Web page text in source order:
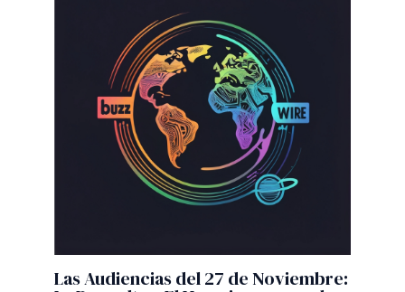
Las Audiencias del 27 de Noviembre: